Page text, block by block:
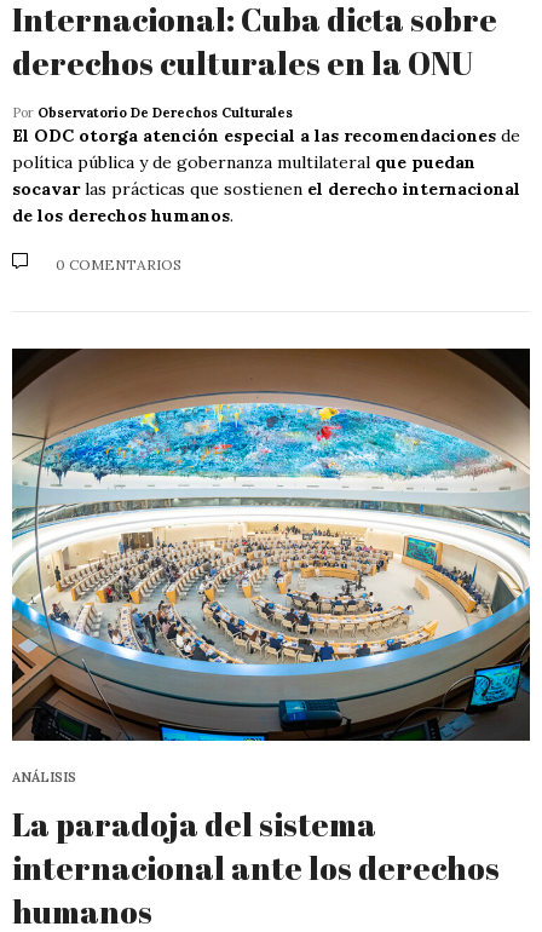
Internacional: Cuba dicta sobre
derechos culturales en la ONU
Por Observatorio De Derechos Culturales
El ODC otorga atención especial a las recomendaciones de
política pública y de gobernanza multilateral que puedan
socavarlas prácticas que sostienen el derecho internacional
de los derechos humanos.
0 COMENTARIOS
ANÁLISIS
La paradoja del sistema
internacional ante los derechos
humanos